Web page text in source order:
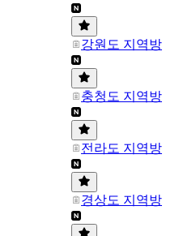
강원도 지역방
충청도 지역방
전라도 지역방
경상도 지역방